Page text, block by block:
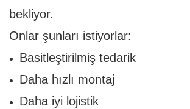
bekliyor.
Onlar şunları istiyorlar:
Basitleştirilmiş tedarik
Daha hızlı montaj
Daha iyi lojistik